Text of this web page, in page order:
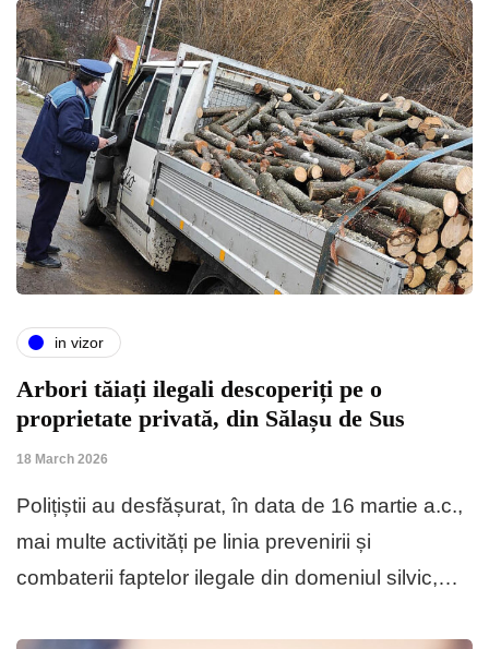
in vizor
Arbori tăiați ilegali descoperiți pe o
proprietate privată, din Sălașu de Sus
18 March 2026
Polițiștii au desfășurat, în data de 16 martie a.c.,
mai multe activități pe linia prevenirii și
combaterii faptelor ilegale din domeniul silvic,…